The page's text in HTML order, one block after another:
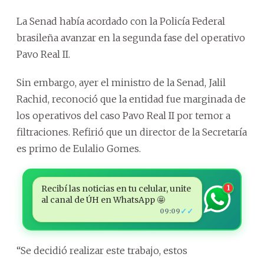
La Senad había acordado con la Policía Federal
brasileña avanzar en la segunda fase del operativo
Pavo Real II.
Sin embargo, ayer el ministro de la Senad, Jalil
Rachid, reconoció que la entidad fue marginada de
los operativos del caso Pavo Real II por temor a
filtraciones. Refirió que un director de la Secretaría
es primo de Eulalio Gomes.
Recibí las noticias en tu celular, unite
al canal de ÚH en WhatsApp 🤩
09:09 ✓✓
1
“Se decidió realizar este trabajo, estos